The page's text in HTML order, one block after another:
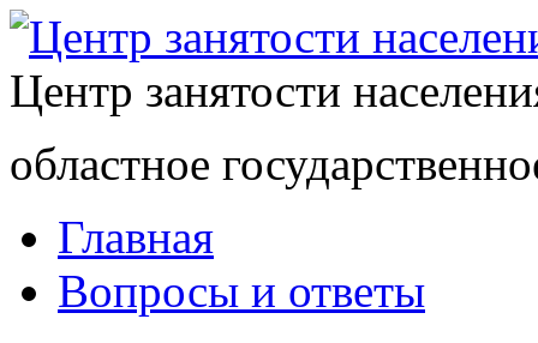
Центр занятости
областное
Главная
Вопросы и ответы